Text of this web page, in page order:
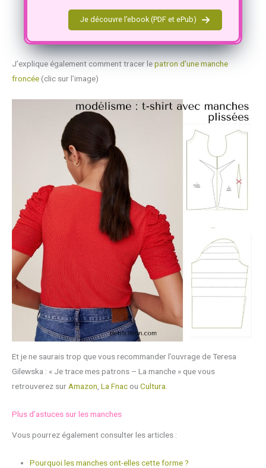
Je découvre l’ebook (PDF et ePub)
J’explique également comment tracer lepatron d’une manche
froncée (clic sur l’image)
Et je ne saurais trop que vous recommander l’ouvrage de Teresa
Gilewska : « Je trace mes patrons – La manche » que vous
retrouverez surAmazon, La Fnac ou Cultura.
Plus d’astuces sur les manches
Vous pourrez également consulter les articles :
Pourquoi les manches ont-elles cette forme ?